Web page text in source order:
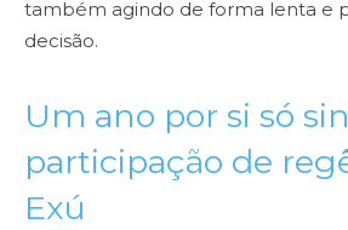
também agindo de forma lenta e
decisão.
Um ano por si só
participação de
Exú